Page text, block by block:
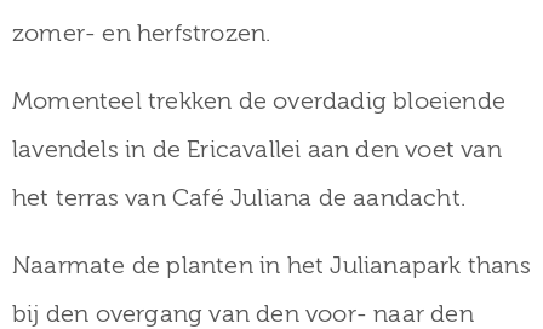
zomer- en herfstrozen.
Momenteel trekken de overdadig bloeiende
lavendels in de Ericavallei aan den voet van
het terras van Café Juliana de aandacht.
Naarmate de planten in het Julianapark thans
bij den overgang van den voor- naar den